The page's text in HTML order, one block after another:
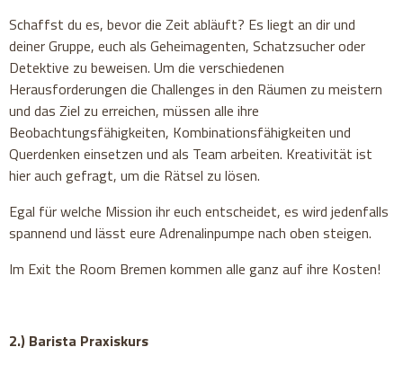
Schaffst du es, bevor die Zeit abläuft? Es liegt an dir und
deiner Gruppe, euch als Geheimagenten, Schatzsucher oder
Detektive zu beweisen. Um die verschiedenen
Herausforderungen die Challenges in den Räumen zu meistern
und das Ziel zu erreichen, müssen alle ihre
Beobachtungsfähigkeiten, Kombinationsfähigkeiten und
Querdenken einsetzen und als Team arbeiten. Kreativität ist
hier auch gefragt, um die Rätsel zu lösen.
Egal für welche Mission ihr euch entscheidet, es wird jedenfalls
spannend und lässt eure Adrenalinpumpe nach oben steigen.
Im Exit the Room Bremen kommen alle ganz auf ihre Kosten!
2.) Barista Praxiskurs